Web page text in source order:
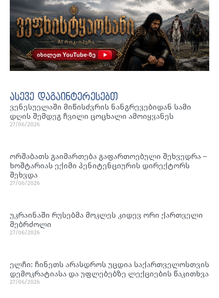
ასევე დაგაინტერესებთ
ვენესუელაში მიწისძვრის ნანგრევებიდან სამი
დღის შემდეგ ჩვილი ცოცხალი ამოიყვანეს
27/06/2026
ორშაბათს გაიმართება გაფართოებული შეხვედრა –
ხოშტარიას ექიმი პენიტენციურის დირექტორს
შეხვდა
27/06/2026
უკრაინაში რუსებმა მოკლეს კიდევ ორი ქართველი
მებრძოლი
27/06/2026
ელჩი: ჩინეთს არასდროს უცდია საქართველოსთვის
დემოკრატიასა და უფლებებზე ლექციების წაკითხვა
27/06/2026